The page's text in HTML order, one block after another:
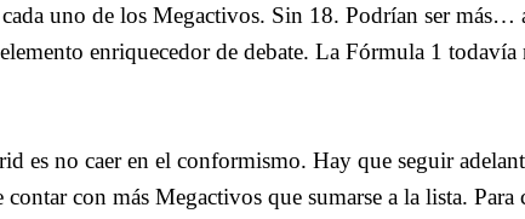
uno de los Megactivos. Sin 18. Podrían ser más…
enriquecedor de debate. La Fórmula 1 todavía
es no caer en el conformismo. Hay que seguir
con más Megactivos que sumarse a la lista. Para